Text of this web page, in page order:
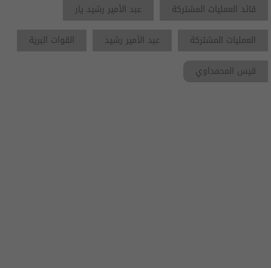
قائد العمليات المشتركة
عبد الأمير رشيد يار
العمليات المشتركة
عبد الأمير رشيد
القوات البرية
قيس المحمداوي